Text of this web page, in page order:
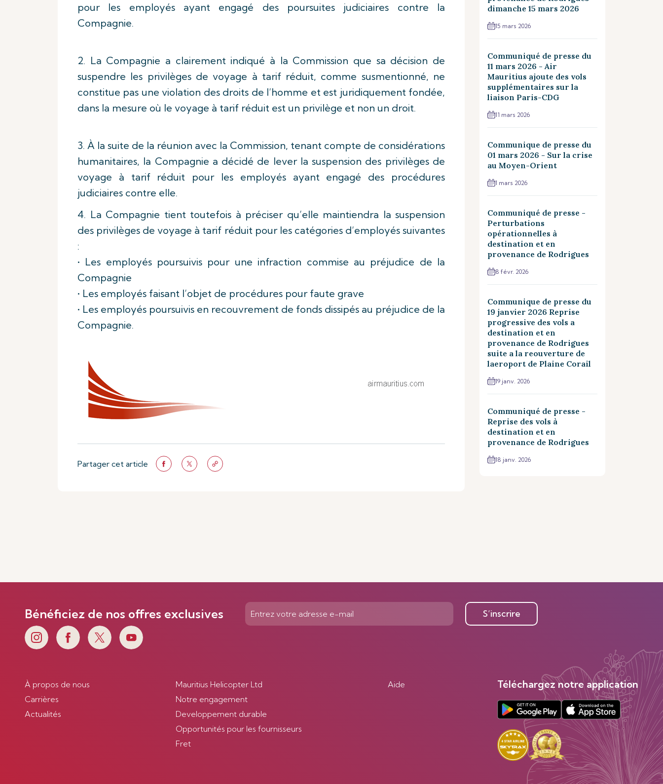
pour les employés ayant engagé des poursuites judiciaires contre la
Compagnie.
2. La Compagnie a clairement indiqué à la Commission que sa décision de
suspendre les privilèges de voyage à tarif réduit, comme susmentionné, ne
constitue pas une violation des droits de l’homme et est juridiquement fondée,
dans la mesure où le voyage à tarif réduit est un privilège et non un droit.
3. À la suite de la réunion avec la Commission, tenant compte de considérations
humanitaires, la Compagnie a décidé de lever la suspension des privilèges de
voyage à tarif réduit pour les employés ayant engagé des procédures
judiciaires contre elle.
4. La Compagnie tient toutefois à préciser qu’elle maintiendra la suspension
des privilèges de voyage à tarif réduit pour les catégories d’employés suivantes
:
• Les employés poursuivis pour une infraction commise au préjudice de la
Compagnie
• Les employés faisant l’objet de procédures pour faute grave
• Les employés poursuivis en recouvrement de fonds dissipés au préjudice de la
Compagnie.
Partager cet article
dimanche 15 mars 2026
15 mars 2026
Communiqué de presse du
11 mars 2026 - Air
Mauritius ajoute des vols
supplémentaires sur la
liaison Paris-CDG
11 mars 2026
Communique de presse du
01 mars 2026 - Sur la crise
au Moyen-Orient
1 mars 2026
Communiqué de presse -
Perturbations
opérationnelles à
destination et en
provenance de Rodrigues
8 févr. 2026
Communique de presse du
19 janvier 2026 Reprise
progressive des vols a
destination et en
provenance de Rodrigues
suite a la reouverture de
laeroport de Plaine Corail
19 janv. 2026
Communiqué de presse -
Reprise des vols à
destination et en
provenance de Rodrigues
18 janv. 2026
Bénéficiez de nos offres exclusives S’inscrire
À propos de nous
Carrières
Actualités
Mauritius Helicopter Ltd
Notre engagement
Developpement durable
Opportunités pour les fournisseurs
Fret
Aide Téléchargez notre application